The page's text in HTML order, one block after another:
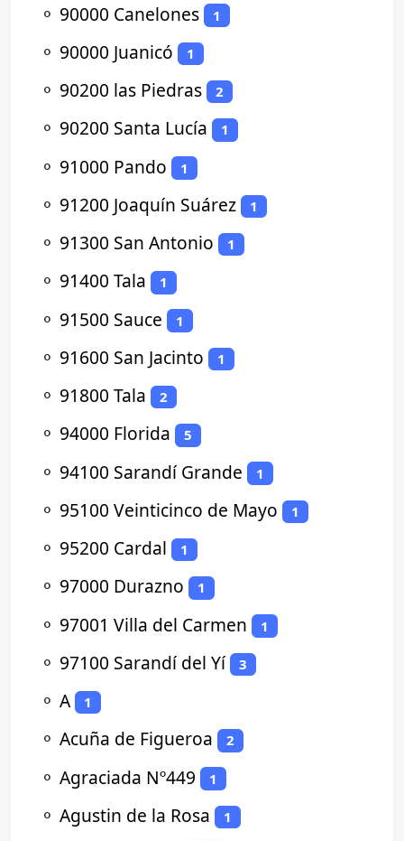
⚬ 90000 Canelones 1
⚬ 90000 Juanicó 1
⚬ 90200 las Piedras 2
⚬ 90200 Santa Lucía 1
⚬ 91000 Pando 1
⚬ 91200 Joaquín Suárez 1
⚬ 91300 San Antonio 1
⚬ 91400 Tala 1
⚬ 91500 Sauce 1
⚬ 91600 San Jacinto 1
⚬ 91800 Tala 2
⚬ 94000 Florida 5
⚬ 94100 Sarandí Grande 1
⚬ 95100 Veinticinco de Mayo 1
⚬ 95200 Cardal 1
⚬ 97000 Durazno 1
⚬ 97001 Villa del Carmen 1
⚬ 97100 Sarandí del Yí 3
⚬ A 1
⚬ Acuña de Figueroa 2
⚬ Agraciada Nº449 1
⚬ Agustin de la Rosa 1